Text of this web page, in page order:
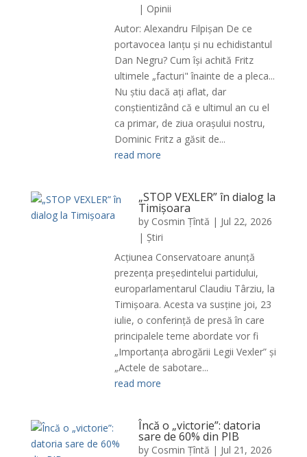
| Opinii
Autor: Alexandru Filpișan De ce
portavocea Ianțu și nu echidistantul
Dan Negru? Cum își achită Fritz
ultimele „facturi" înainte de a pleca...
Nu știu dacă ați aflat, dar
conștientizând că e ultimul an cu el
ca primar, de ziua orașului nostru,
Dominic Fritz a găsit de...
read more
„STOP VEXLER” în dialog la
Timișoara
by Cosmin Țîntă | Jul 22, 2026
|Știri
Acțiunea Conservatoare anunță
prezența președintelui partidului,
europarlamentarul Claudiu Târziu, la
Timișoara. Acesta va susține joi, 23
iulie, o conferință de presă în care
principalele teme abordate vor fi
„Importanța abrogării Legii Vexler” și
„Actele de sabotare...
read more
Încă o „victorie”: datoria
sare de 60% din PIB
by Cosmin Țîntă | Jul 21, 2026